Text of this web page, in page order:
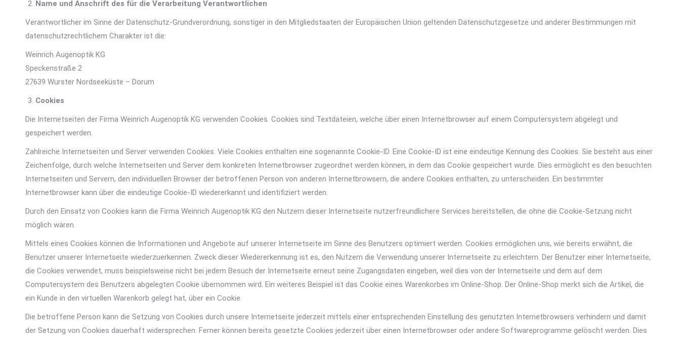
Name und Anschrift des für die Verarbeitung Verantwortlichen
Verantwortlicher im Sinne der Datenschutz-Grundverordnung, sonstiger in den Mitgliedstaaten der Europäischen Union geltenden Datenschutzgesetze und anderer Bestimmungen mit
datenschutzrechtlichem Charakter ist die:
Weinrich Augenoptik KG
Speckenstraße 2
27639 Wurster Nordseeküste – Dorum
Cookies
Die Internetseiten der Firma Weinrich Augenoptik KG verwenden Cookies. Cookies sind Textdateien, welche über einen Internetbrowser auf einem Computersystem abgelegt und
gespeichert werden.
Zahlreiche Internetseiten und Server verwenden Cookies. Viele Cookies enthalten eine sogenannte Cookie-ID. Eine Cookie-ID ist eine eindeutige Kennung des Cookies. Sie besteht aus einer
Zeichenfolge, durch welche Internetseiten und Server dem konkreten Internetbrowser zugeordnet werden können, in dem das Cookie gespeichert wurde. Dies ermöglicht es den besuchten
Internetseiten und Servern, den individuellen Browser der betroffenen Person von anderen Internetbrowsern, die andere Cookies enthalten, zu unterscheiden. Ein bestimmter
Internetbrowser kann über die eindeutige Cookie-ID wiedererkannt und identifiziert werden.
Durch den Einsatz von Cookies kann die Firma Weinrich Augenoptik KG den Nutzern dieser Internetseite nutzerfreundlichere Services bereitstellen, die ohne die Cookie-Setzung nicht
möglich wären.
Mittels eines Cookies können die Informationen und Angebote auf unserer Internetseite im Sinne des Benutzers optimiert werden. Cookies ermöglichen uns, wie bereits erwähnt, die
Benutzer unserer Internetseite wiederzuerkennen. Zweck dieser Wiedererkennung ist es, den Nutzern die Verwendung unserer Internetseite zu erleichtern. Der Benutzer einer Internetseite,
die Cookies verwendet, muss beispielsweise nicht bei jedem Besuch der Internetseite erneut seine Zugangsdaten eingeben, weil dies von der Internetseite und dem auf dem
Computersystem des Benutzers abgelegten Cookie übernommen wird. Ein weiteres Beispiel ist das Cookie eines Warenkorbes im Online-Shop. Der Online-Shop merkt sich die Artikel, die
ein Kunde in den virtuellen Warenkorb gelegt hat, über ein Cookie.
Die betroffene Person kann die Setzung von Cookies durch unsere Internetseite jederzeit mittels einer entsprechenden Einstellung des genutzten Internetbrowsers verhindern und damit
der Setzung von Cookies dauerhaft widersprechen. Ferner können bereits gesetzte Cookies jederzeit über einen Internetbrowser oder andere Softwareprogramme gelöscht werden. Dies